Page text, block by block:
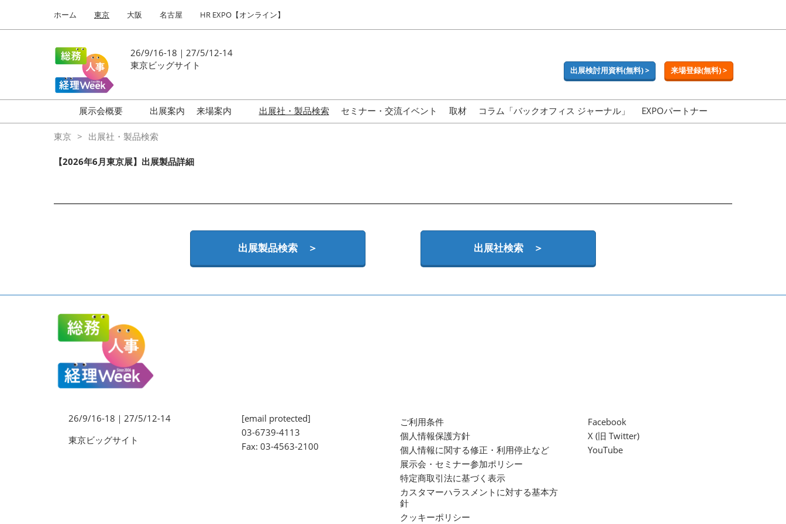
キ
プ
し
て
進
to
ホーム 東京 大阪 名古屋 HR EXPO【オンライン】
26/9/16-18｜27/5/12-14
東京ビッグサイト
出展検討用資料(無料) > 来場登録(無料) >
展示会概要
働き方改革 EXPO
【9月より】バックオフィス
AIエージェント EXPO
【9月】展示会概要
出展案内
来場案内
出展社・製品検索 セミナー・交流イベント 取材 コラム「バックオフィス ジャーナル」 EXPOパートナー
東京 出展社・製品検索
【2026年6月東京展】出展製品詳細
出展製品検索 ＞ 出展社検索 ＞
26/9/16-18｜27/5/12-14
東京ビッグサイト
[email protected]
03-6739-4113
Fax: 03-4563-2100
ご利用条件
個人情報保護方針
個人情報に関する修正・利用停止など
展示会・セミナー参加ポリシー
特定商取引法に基づく表示
カスタマーハラスメントに対する基本方
針
クッキーポリシー
Facebook
X (旧 Twitter)
YouTube